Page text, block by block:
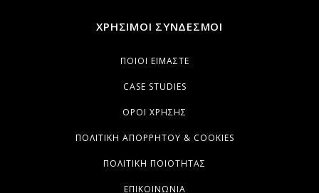
ΧΡΉΣΙΜΟΙ ΣΎΝΔΕΣΜΟΙ
ΠΟΙΟΙ ΕΊΜΑΣΤΕ
CASE STUDIES
ΌΡΟΙ ΧΡΉΣΗΣ
ΠΟΛΙΤΙΚΉ ΑΠΟΡΡΉΤΟΥ & COOKIES
ΠΟΛΙΤΙΚΉ ΠΟΙΌΤΗΤΑΣ
ΕΠΙΚΟΙΝΩΝΊΑ